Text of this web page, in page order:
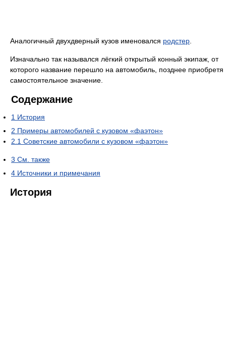
Аналогичный двухдверный кузов именовался родстер.
Изначально так назывался лёгкий открытый конный экипаж, от
которого название перешло на автомобиль, позднее приобретя
самостоятельное значение.
Содержание
1 История
2 Примеры автомобилей с кузовом «фаэтон»
2.1 Советские автомобили с кузовом «фаэтон»
3 См. также
4 Источники и примечания
История